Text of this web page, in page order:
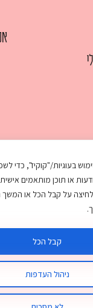
בעוגיות/"קוקיז", כדי
או תוכן מותאמים
על קבל הכל או
ניהול העדפות
קבל הכל
לענת אלישע | עיצוב
האתר מדיניות